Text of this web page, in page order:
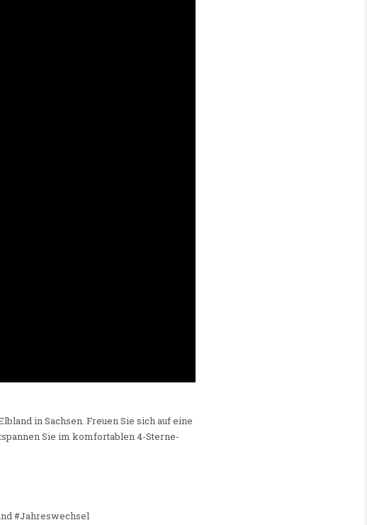
in Sachsen. Freuen Sie sich auf eine
Sie im komfortablen 4-Sterne-
#Jahreswechsel